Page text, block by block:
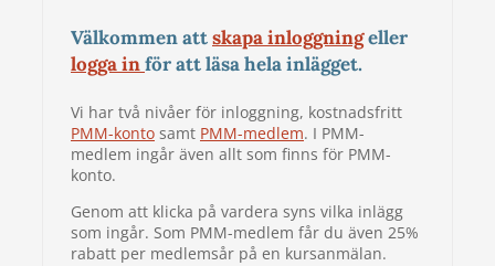
Välkommen attskapa inloggningeller
logga inför att läsa hela inlägget.
Vi har två nivåer för inloggning, kostnadsfritt
PMM-konto samt PMM-medlem. I PMM-
medlem ingår även allt som finns för PMM-
konto.
Genom att klicka på vardera syns vilka inlägg
som ingår. Som PMM-medlem får du även 25%
rabatt per medlemsår på en kursanmälan.